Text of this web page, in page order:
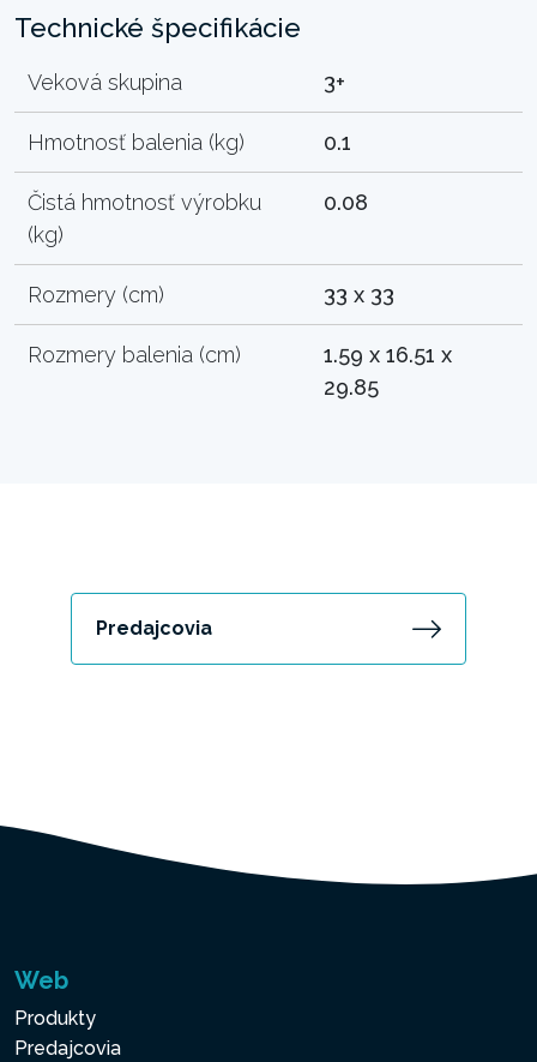
Technické špecifikácie
Veková skupina 3+
Hmotnosť balenia (kg) 0.1
Čistá hmotnosť výrobku
(kg)
0.08
Rozmery (cm) 33 x 33
Rozmery balenia (cm)
1.59 x 16.51 x
29.85
Predajcovia
Web
Produkty
Predajcovia